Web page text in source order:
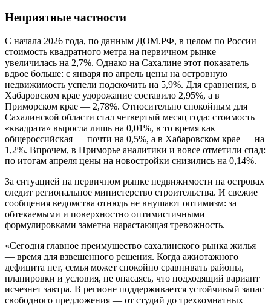
Неприятные частности
С начала 2026 года, по данным ДОМ.РФ, в целом по России
стоимость квадратного метра на первичном рынке
увеличилась на 2,7%. Однако на Сахалине этот показатель
вдвое больше: с января по апрель цены на островную
недвижимость успели подскочить на 5,9%. Для сравнения, в
Хабаровском крае удорожание составило 2,95%, а в
Приморском крае — 2,78%. Относительно спокойным для
Сахалинской области стал четвертый месяц года: стоимость
«квадрата» выросла лишь на 0,01%, в то время как
общероссийская — почти на 0,5%, а в Хабаровском крае — на
1,2%. Впрочем, в Приморье аналитики и вовсе отметили спад:
по итогам апреля цены на новостройки снизились на 0,14%.
За ситуацией на первичном рынке недвижимости на островах
следит региональное министерство строительства. И свежие
сообщения ведомства отнюдь не внушают оптимизм: за
обтекаемыми и поверхностно оптимистичными
формулировками заметна нарастающая тревожность.
«Сегодня главное преимущество сахалинского рынка жилья
— время для взвешенного решения. Когда ажиотажного
дефицита нет, семья может спокойно сравнивать районы,
планировки и условия, не опасаясь, что подходящий вариант
исчезнет завтра. В регионе поддерживается устойчивый запас
свободного предложения — от студий до трехкомнатных